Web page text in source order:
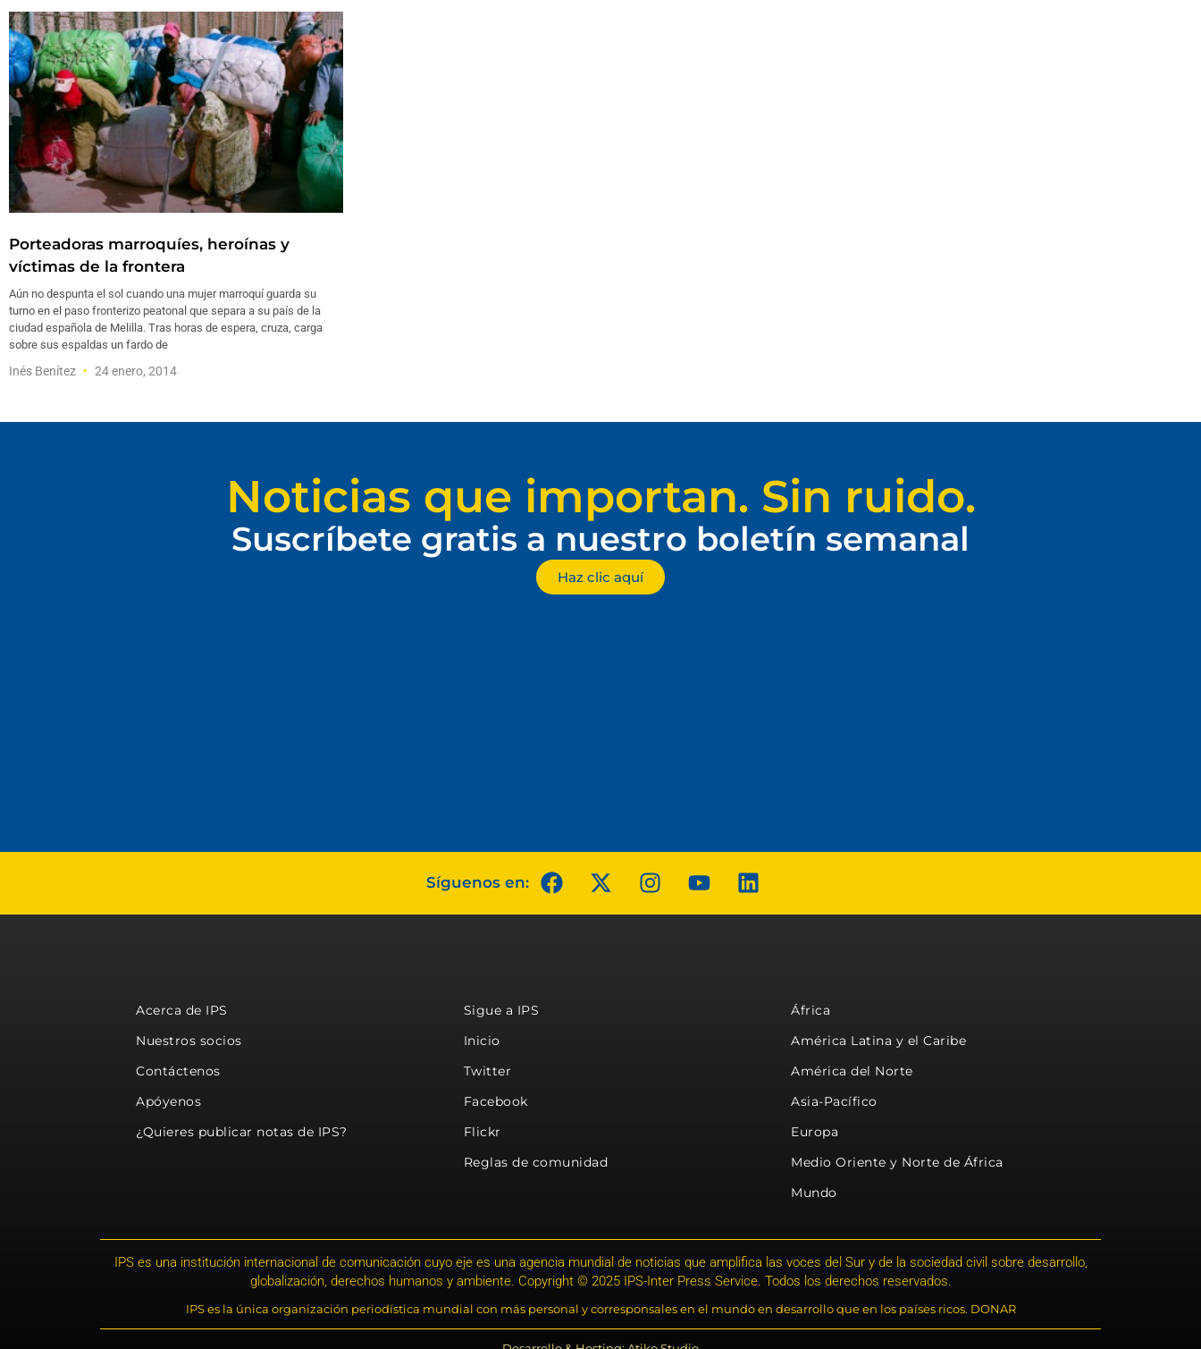
Porteadoras marroquíes, heroínas y
víctimas de la frontera
Aún no despunta el sol cuando una mujer marroquí guarda su
turno en el paso fronterizo peatonal que separa a su país de la
ciudad española de Melilla. Tras horas de espera, cruza, carga
sobre sus espaldas un fardo de
Inés Benítez 24 enero, 2014
Noticias que importan. Sin ruido.
Suscríbete gratis a nuestro boletín semanal
Haz clic aquí
Síguenos en:
Acerca de IPS
Nuestros socios
Contáctenos
Apóyenos
¿Quieres publicar notas de IPS?
Sigue a IPS
Inicio
Twitter
Facebook
Flickr
Reglas de comunidad
África
América Latina y el Caribe
América del Norte
Asia-Pacífico
Europa
Medio Oriente y Norte de África
Mundo
IPS es una institución internacional de comunicación cuyo eje es una agencia mundial de noticias que amplifica las voces del Sur y de la sociedad civil sobre desarrollo,
globalización, derechos humanos y ambiente. Copyright © 2025 IPS-Inter Press Service. Todos los derechos reservados.
IPS es la única organización periodística mundial con más personal y corresponsales en el mundo en desarrollo que en los países ricos. DONAR